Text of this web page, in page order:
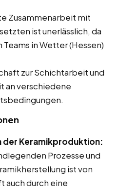
Zusammenarbeit mit
ist unerlässlich, da
in Wetter (Hessen)
zur Schichtarbeit und
an verschiedene
der Keramikproduktion:
Prozesse und
ist von
auch durch eine